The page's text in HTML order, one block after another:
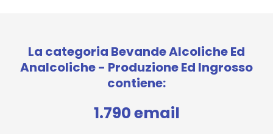
La categoria Bevande Alcoliche Ed
Analcoliche - Produzione Ed Ingrosso
contiene:
1.790 email